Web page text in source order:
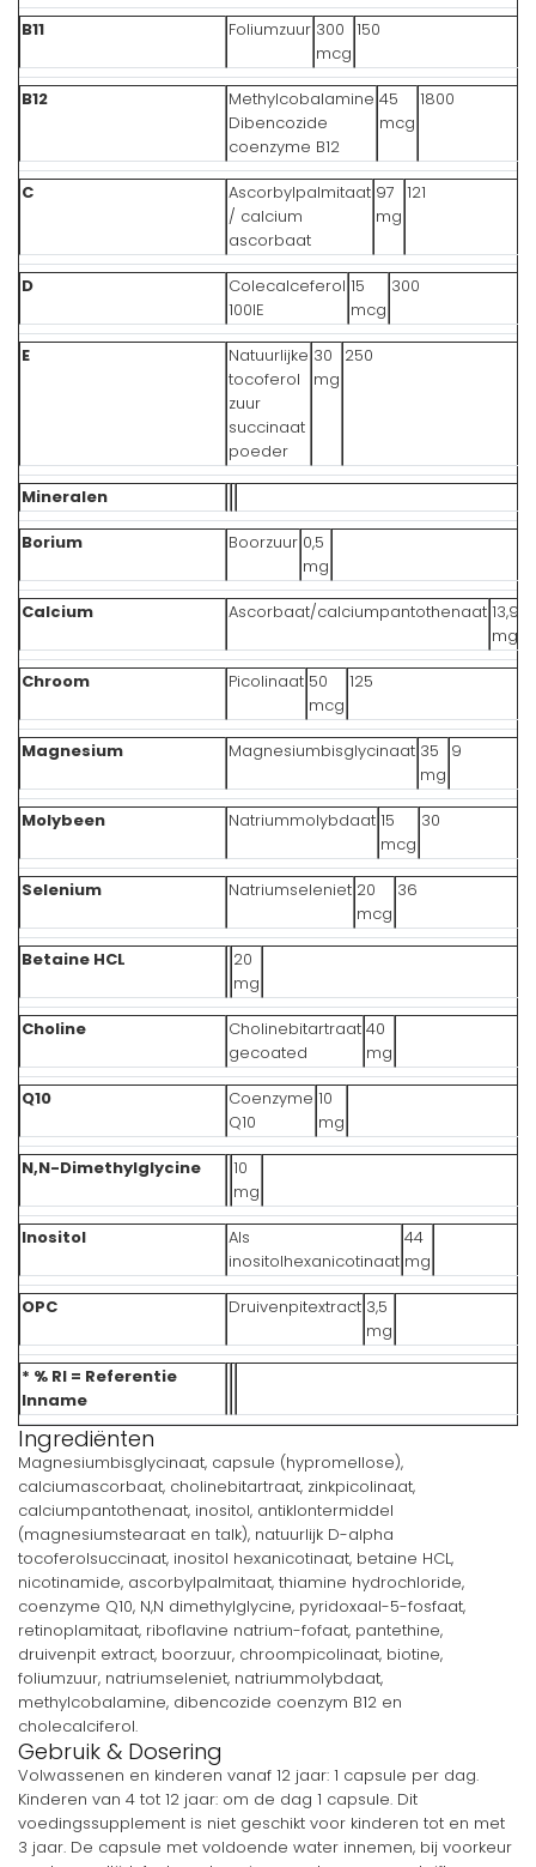
B11 Foliumzuur 300
mcg
150
B12
Methylcobalamine
Dibencozide
coenzyme B12
45
mcg
1800
C
Ascorbylpalmitaat
/ calcium
ascorbaat
97
mg
121
D
Colecalceferol
100IE
15
mcg
300
E
Natuurlijke
tocoferol
zuur
succinaat
poeder
30
mg
250
Mineralen
Borium
Boorzuur 0,5
mg
Calcium
Ascorbaat/calciumpantothenaat 13,9
mg
Chroom Picolinaat 50
mcg
125
Magnesium Magnesiumbisglycinaat 35
mg
9
Molybeen Natriummolybdaat 15
mcg
30
Selenium Natriumseleniet 20
mcg
36
Betaine HCL
20
mg
Choline
Cholinebitartraat
gecoated
40
mg
Q10
Coenzyme
Q10
10
mg
N,N-Dimethylglycine
10
mg
Inositol
Als
inositolhexanicotinaat
44
mg
OPC
Druivenpitextract 3,5
mg
* % RI = Referentie
Inname
Ingrediënten
Magnesiumbisglycinaat, capsule (hypromellose),
calciumascorbaat, cholinebitartraat, zinkpicolinaat,
calciumpantothenaat, inositol, antiklontermiddel
(magnesiumstearaat en talk), natuurlijk D-alpha
tocoferolsuccinaat, inositol hexanicotinaat, betaine HCL,
nicotinamide, ascorbylpalmitaat, thiamine hydrochloride,
coenzyme Q10, N,N dimethylglycine, pyridoxaal-5-fosfaat,
retinoplamitaat, riboflavine natrium-fofaat, pantethine,
druivenpit extract, boorzuur, chroompicolinaat, biotine,
foliumzuur, natriumseleniet, natriummolybdaat,
methylcobalamine, dibencozide coenzym B12 en
cholecalciferol.
Gebruik & Dosering
Volwassenen en kinderen vanaf 12 jaar: 1 capsule per dag.
Kinderen van 4 tot 12 jaar: om de dag 1 capsule. Dit
voedingssupplement is niet geschikt voor kinderen tot en met
3 jaar. De capsule met voldoende water innemen, bij voorkeur